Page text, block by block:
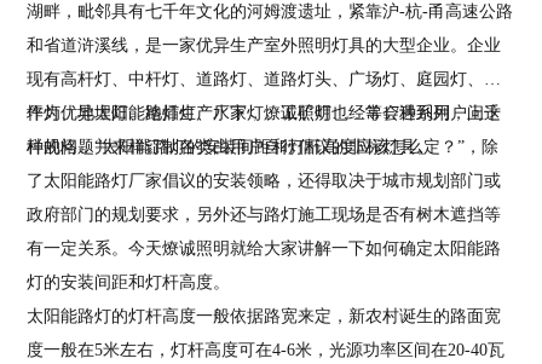
湖畔，毗邻具有七千年文化的河姆渡遗址，紧靠沪-杭-甬高速公路
和省道浒溪线，是一家优异生产室外照明灯具的大型企业。企业
现有高杆灯、中杆灯、道路灯、道路灯头、广场灯、庭园灯、草
坪灯、地埋灯、地插灯、水下灯、工矿灯……等17种系列，上千
种规格，并来样订制各类由用户自行倡议的非标灯具。
作为优异太阳能路灯生产厂家，燎诚照明也经常会遇到用户问这
样的问题“太阳能路灯的安装间距和灯杆高度应该怎么定？”，除
了太阳能路灯厂家倡议的安装领略，还得取决于城市规划部门或
政府部门的规划要求，另外还与路灯施工现场是否有树木遮挡等
有一定关系。今天燎诚照明就给大家讲解一下如何确定太阳能路
灯的安装间距和灯杆高度。
太阳能路灯的灯杆高度一般依据路宽来定，新农村诞生的路面宽
度一般在5米左右，灯杆高度可在4-6米，光源功率区间在20-40瓦